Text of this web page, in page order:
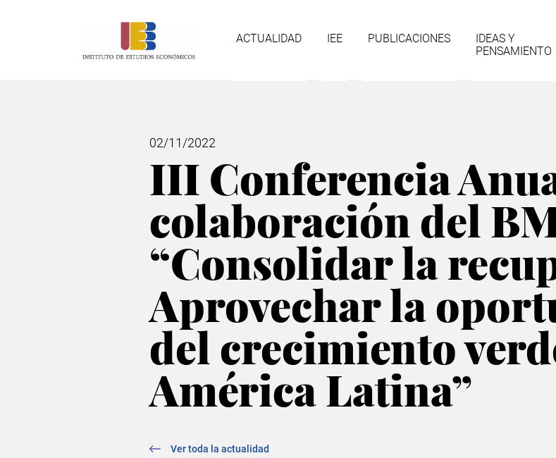
Navegación
ACTUALIDAD IEE PUBLICACIONES
IDEAS Y
PENSAMIENTO
02/11/2022
III Conferencia
colaboración del
“Consolidar la
Aprovechar la
del crecimiento
América Latina”
Ver toda la actualidad